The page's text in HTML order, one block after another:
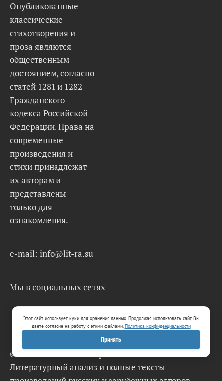
Опубликованные
классические
стихотворения и
проза являются
общественным
достоянием, согласно
статей 1281 и 1282
Гражданского
кодекса Российской
Федерации. Права на
современные
произведения и
стихи принадлежат
их авторам и
представлены
только для
ознакомления.
e-mail: info@lit-ra.su
Мы в социальных сетях
© 2026 Lit-Ra.su. Электронная библиотека.
Литературный анализ и полные тексты
Этот сайт использует куки для хранения данных. Продолжая использовать сайт, Вы
даете согласие на работу с этими файлами.Политика конфиденциальности
Принять